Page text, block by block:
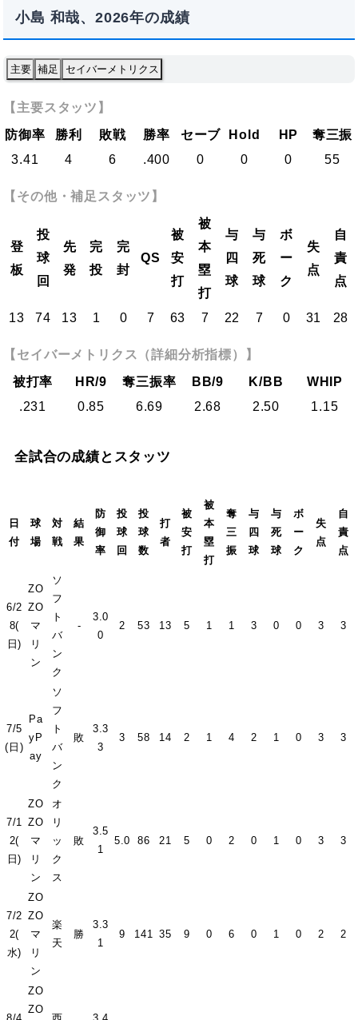
小島 和哉、2026年の成績
主要 補足 セイバーメトリクス
【主要スタッツ】
防御率
勝利 敗戦 勝率 セーブ Hold HP
奪三振
3.41
4 6 .400 0 0 0 55
【その他・補足スタッツ】
登
板
投
球
回
先
発
完
投
完
封
QS
被
安
打
被
本
塁
打
与
四
球
与
死
球
ボ
ー
ク
失
点
自
責
点
13 74 13 1 0 7 63 7 22 7 0 31 28
【セイバーメトリクス（詳細分析指標）】
被打率
HR/9 奪三振率 BB/9 K/BB
WHIP
.231
0.85 6.69 2.68 2.50 1.15
全試合の成績とスタッツ
日
付
球
場
対
戦
結
果
防
御
率
投
球
回
投
球
数
打
者
被
安
打
被
本
塁
打
奪
三
振
与
四
球
与
死
球
ボ
ー
ク
失
点
自
責
点
6/2
8(
日)
ZO
ZO
マ
リ
ン
ソ
フ
ト
バ
ン
ク
-
3.0
0
2 53 13 5 1 1 3 0 0 3 3
7/5
(日)
Pa
yP
ay
ソ
フ
ト
バ
ン
ク
敗
3.3
3
3 58 14 2 1 4 2 1 0 3 3
7/1
2(
日)
ZO
ZO
マ
リ
ン
オ
リ
ッ
ク
ス
敗
3.5
1
5.0 86 21 5 0 2 0 1 0 3 3
7/2
2(
水)
ZO
ZO
マ
リ
ン
楽
天
勝
3.3
1
9 141 35 9 0 6 0 1 0 2 2
ZO
ZO